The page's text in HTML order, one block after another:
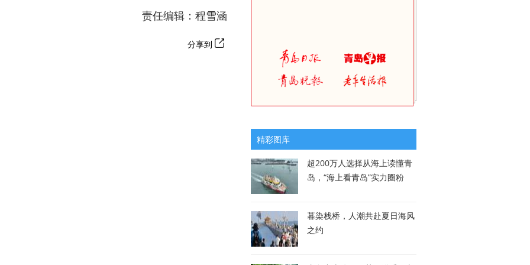
责任编辑：程雪涵
分享到
精彩图库
超200万人选择从海上读懂青
岛，“海上看青岛”实力圈粉
暮染栈桥，人潮共赴夏日海风
之约